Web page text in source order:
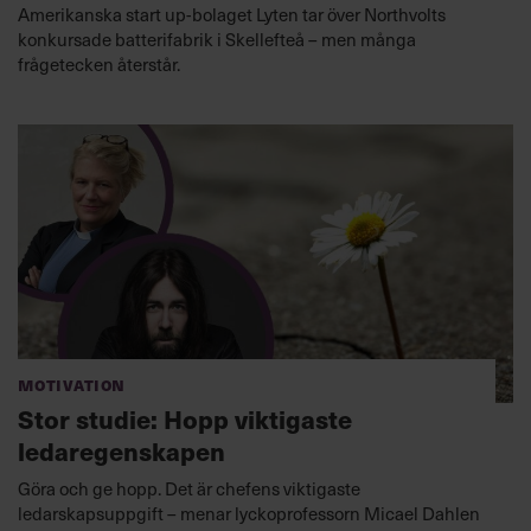
Amerikanska start up-bolaget Lyten tar över Northvolts
konkursade batterifabrik i Skellefteå – men många
frågetecken återstår.
Motivation
Stor studie: Hopp viktigaste
ledaregenskapen
Göra och ge hopp. Det är chefens viktigaste
ledarskapsuppgift – menar lyckoprofessorn Micael Dahlen